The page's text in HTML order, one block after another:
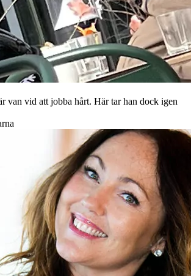
van vid att jobba hårt. Här tar han dock igen